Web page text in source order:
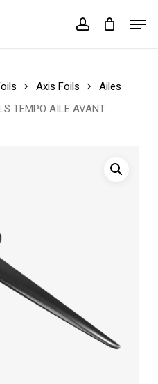
accountClose
Axis Foils
Ailes
TEMPO AILE AVANT